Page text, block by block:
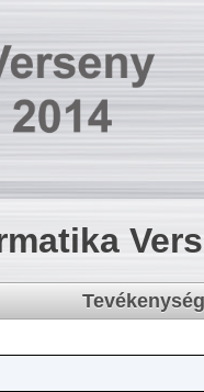
Tevékenység